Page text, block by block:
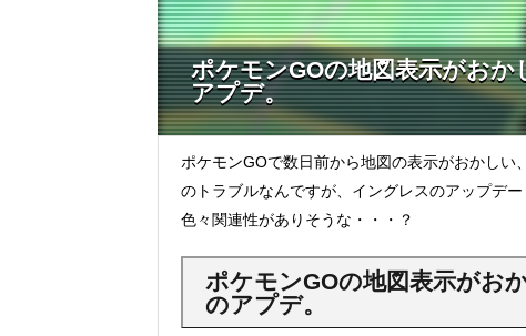
ポケモンGOの地図表示がお
アプデ。
ポケモンGOで数日前から地図の表示がおかし
のトラブルなんですが、イングレスのアップデ
色々関連性がありそうな・・・？
ポケモンGOの地図表示がお
のアプデ。